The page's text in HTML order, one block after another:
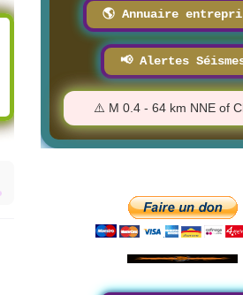
🌎 Annuaire
📢 Alertes
PM ⚠️ M 0.4 - 64 km NNE of